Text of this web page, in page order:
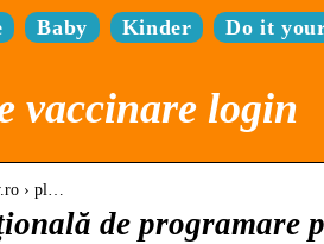
Baby Kinder Do it
vaccinare login
› pl…
de programare